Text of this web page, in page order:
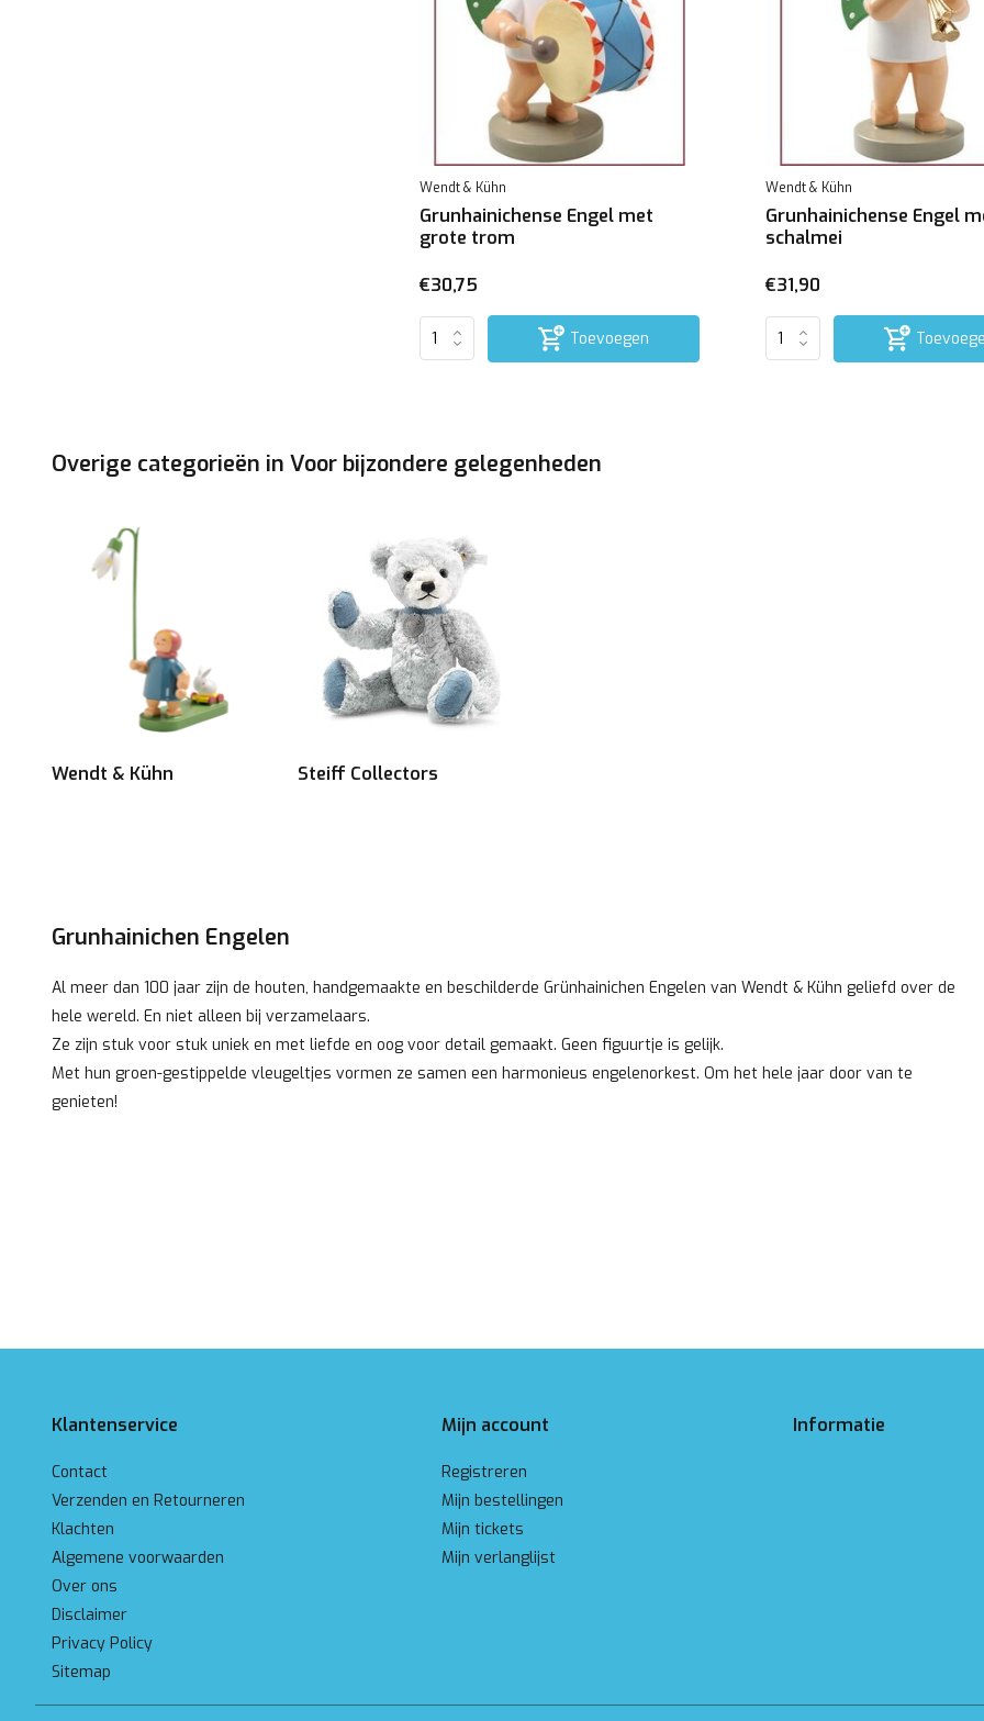
Wendt & Kühn
Grunhainichense Engel met
grote trom
€30,75
Toevoegen
Wendt & Kühn
Grunhainichense Engel
schalmei
€31,90
Overige categorieën in Voor bijzondere gelegenheden
Wendt & Kühn Steiff Collectors
Grunhainichen Engelen
Al meer dan 100 jaar zijn de houten, handgemaakte en beschilderde Grünhainichen Engelen van Wendt & Kühn geliefd over de
hele wereld. En niet alleen bij verzamelaars.
Ze zijn stuk voor stuk uniek en met liefde en oog voor detail gemaakt. Geen figuurtje is gelijk.
Met hun groen-gestippelde vleugeltjes vormen ze samen een harmonieus engelenorkest. Om het hele jaar door van te
genieten!
Klantenservice
Contact
Verzenden en Retourneren
Klachten
Algemene voorwaarden
Over ons
Disclaimer
Privacy Policy
Sitemap
Mijn account
Registreren
Mijn bestellingen
Mijn tickets
Mijn verlanglijst
Informatie